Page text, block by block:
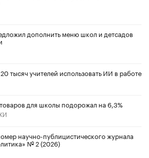
дополнить меню школ и детсадов
тысяч учителей использовать ИИ в работе
для школы подорожал на 6,3%
научно-публицистического журнала
№ 2 (2026)